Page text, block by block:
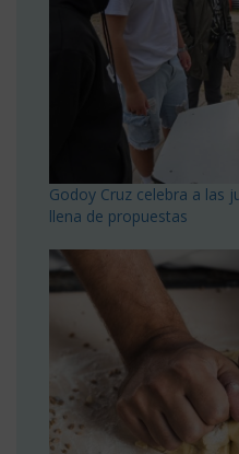
Godoy Cruz celebra a las
llena de propuestas